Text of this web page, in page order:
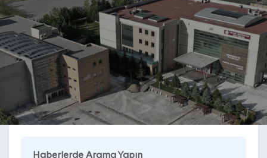
Haberlerde Arama Yapın